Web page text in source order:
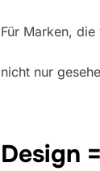
Für Marken,
nicht nur
Design